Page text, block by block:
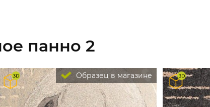
панно 2
Образец в магазине